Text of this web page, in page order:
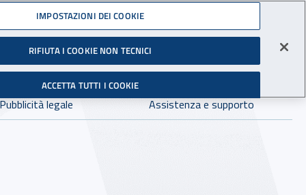
Infortuni sul Lavoro
Facebook - Sito esterno - Apertura in nuova finestra
X - Sito esterno - Apertura in nuova finestra
Instagram - Sito esterno - Apertura in
Linkedin - Sito esterno -
Youtube - Sito esterno -
Tiktok - SitoSpreaker -
Dove cercare:
in:tutto INAIL.it
Pubblicità legale Assistenza e supporto
IMPOSTAZIONI DEI COOKIE
RIFIUTA I COOKIE NON TECNICI
ACCETTA TUTTI I COOKIE